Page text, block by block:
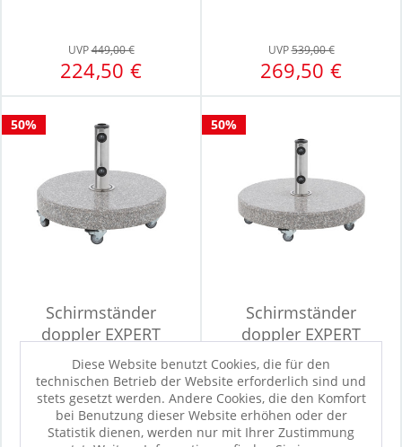
UVP449,00 €
224,50 €
UVP539,00 €
269,50 €
50%
Schirmständer
doppler EXPERT
UVP529,00 €
264,50 €
50%
Schirmständer
doppler EXPERT
UVP579,00 €
289,50 €
Diese Website benutzt Cookies, die für den
technischen Betrieb der Website erforderlich sind und
stets gesetzt werden. Andere Cookies, die den Komfort
bei Benutzung dieser Website erhöhen oder der
Statistik dienen, werden nur mit Ihrer Zustimmung